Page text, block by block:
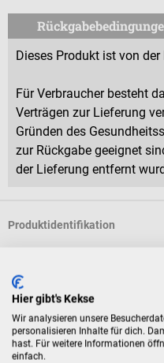
Dieses Produkt ist von
Für Verbraucher besteht
Verträgen zur Lieferung
Gründen des
zur Rückgabe geeignet
der Lieferung entfernt
Produktidentifikation
Bewertungen
Kunden kauften
Hier gibt's Kekse
Wir analysieren unsere
personalisieren Inhalte für dich.
hast. Für weitere Informationen
einfach.